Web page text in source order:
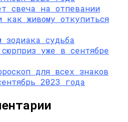
свеча на отпевании
как живому откупиться
зодиака судьба
уже в сентябре
для всех знаков
2023 года